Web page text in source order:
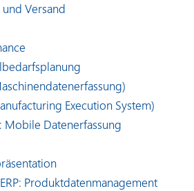
Versand
Execution System)
Mobile Datenerfassung
Produktdatenmanagement